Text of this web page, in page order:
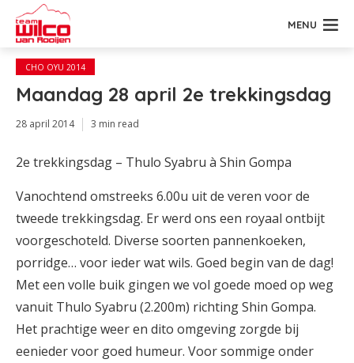
MENU
CHO OYU 2014
Maandag 28 april 2e trekkingsdag
28 april 2014 3 min read
2e trekkingsdag – Thulo Syabru à Shin Gompa
Vanochtend omstreeks 6.00u uit de veren voor de
tweede trekkingsdag. Er werd ons een royaal ontbijt
voorgeschoteld. Diverse soorten pannenkoeken,
porridge… voor ieder wat wils. Goed begin van de dag!
Met een volle buik gingen we vol goede moed op weg
vanuit Thulo Syabru (2.200m) richting Shin Gompa.
Het prachtige weer en dito omgeving zorgde bij
eenieder voor goed humeur. Voor sommige onder